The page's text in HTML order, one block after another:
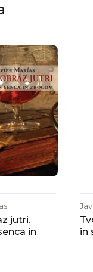
jutri.
in
in